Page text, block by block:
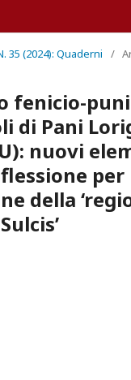
35 (2024): Quaderni /
fenicio-
di Pani
nuovi
per
della